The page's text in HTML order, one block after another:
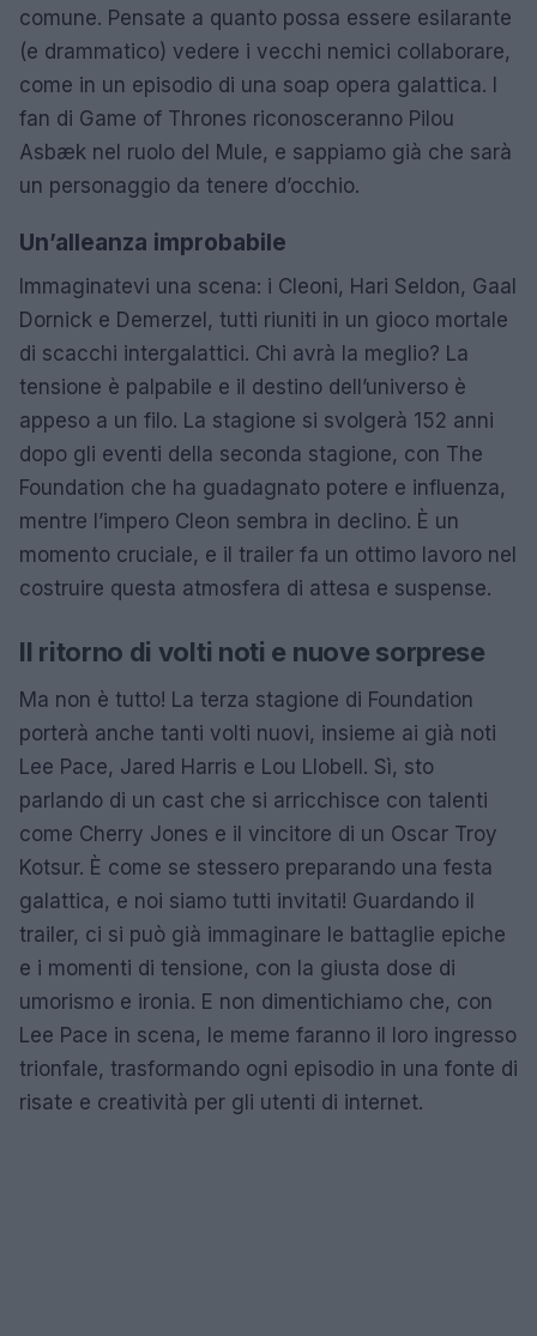
comune. Pensate a quanto possa essere esilarante
(e drammatico) vedere i vecchi nemici collaborare,
come in un episodio di una soap opera galattica. I
fan di Game of Thrones riconosceranno Pilou
Asbæk nel ruolo del Mule, e sappiamo già che sarà
un personaggio da tenere d’occhio.
Un’alleanza improbabile
Immaginatevi una scena: i Cleoni, Hari Seldon, Gaal
Dornick e Demerzel, tutti riuniti in un gioco mortale
di scacchi intergalattici. Chi avrà la meglio? La
tensione è palpabile e il destino dell’universo è
appeso a un filo. La stagione si svolgerà 152 anni
dopo gli eventi della seconda stagione, con The
Foundation che ha guadagnato potere e influenza,
mentre l’impero Cleon sembra in declino. È un
momento cruciale, e il trailer fa un ottimo lavoro nel
costruire questa atmosfera di attesa e suspense.
Il ritorno di volti noti e nuove sorprese
Ma non è tutto! La terza stagione di Foundation
porterà anche tanti volti nuovi, insieme ai già noti
Lee Pace, Jared Harris e Lou Llobell. Sì, sto
parlando di un cast che si arricchisce con talenti
come Cherry Jones e il vincitore di un Oscar Troy
Kotsur. È come se stessero preparando una festa
galattica, e noi siamo tutti invitati! Guardando il
trailer, ci si può già immaginare le battaglie epiche
e i momenti di tensione, con la giusta dose di
umorismo e ironia. E non dimentichiamo che, con
Lee Pace in scena, le meme faranno il loro ingresso
trionfale, trasformando ogni episodio in una fonte di
risate e creatività per gli utenti di internet.